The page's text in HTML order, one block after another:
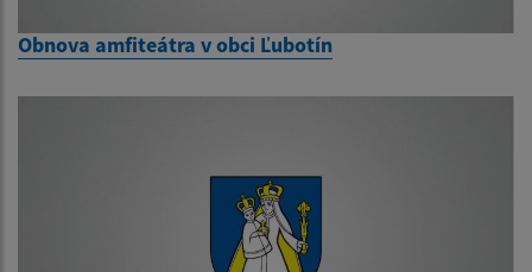
Obnova amfiteátra v obci Ľubotín